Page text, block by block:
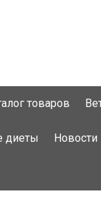
товаров
диеты Новости